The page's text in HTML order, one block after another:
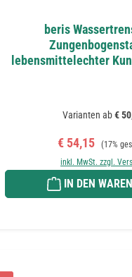
beris
lebensmittelechter
Varianten ab€
Verkaufspreis:
€ 54,15
(17%
inkl. MwSt. zzgl.
IN DEN